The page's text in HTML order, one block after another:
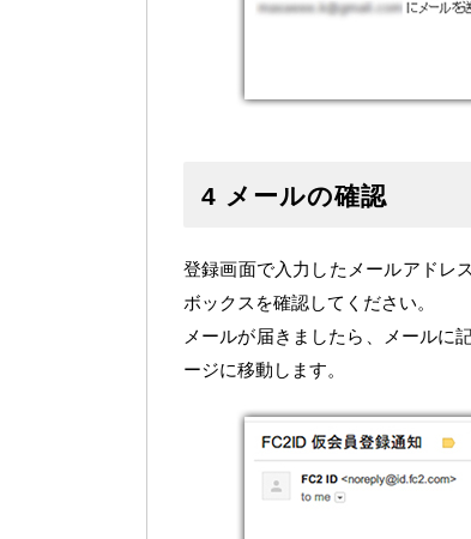
4 メールの確認
登録画面で入力したメールアドレ
ボックスを確認してください。
メールが届きましたら、メールに
ージに移動します。